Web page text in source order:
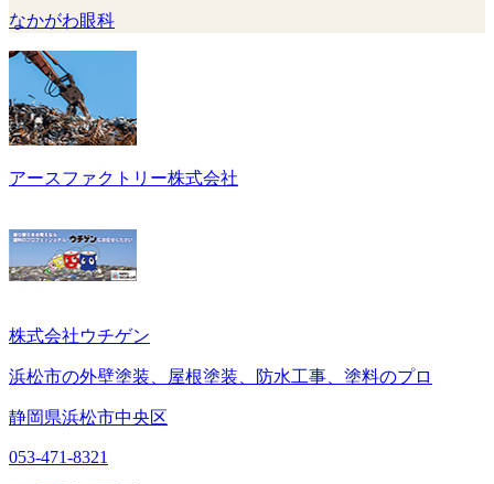
なかがわ眼科
アースファクトリー株式会社
株式会社ウチゲン
浜松市の外壁塗装、屋根塗装、防水工事、塗料のプロ
静岡県浜松市中央区
053-471-8321